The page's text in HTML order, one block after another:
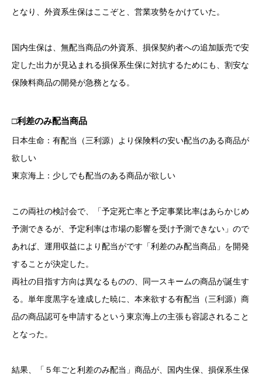
となり、外資系生保はここぞと、営業攻勢をかけていた。
国内生保は、無配当商品の外資系、損保契約者への追加販売で安
定した出力が見込まれる損保系生保に対抗するためにも、割安な
保険料商品の開発が急務となる。
□利差のみ配当商品
日本生命：有配当（三利源）より保険料の安い配当のある商品が
欲しい
東京海上：少しでも配当のある商品が欲しい
この両社の検討会で、「予定死亡率と予定事業比率はあらかじめ
予測できるが、予定利率は市場の影響を受け予測できない」ので
あれば、運用収益により配当がです「利差のみ配当商品」を開発
することが決定した。
両社の目指す方向は異なるものの、同一スキームの商品が誕生す
る。単年度黒字を達成した暁に、本来欲する有配当（三利源）商
品の商品認可を申請するという東京海上の主張も容認されること
となった。
結果、「５年ごと利差のみ配当」商品が、国内生保、損保系生保